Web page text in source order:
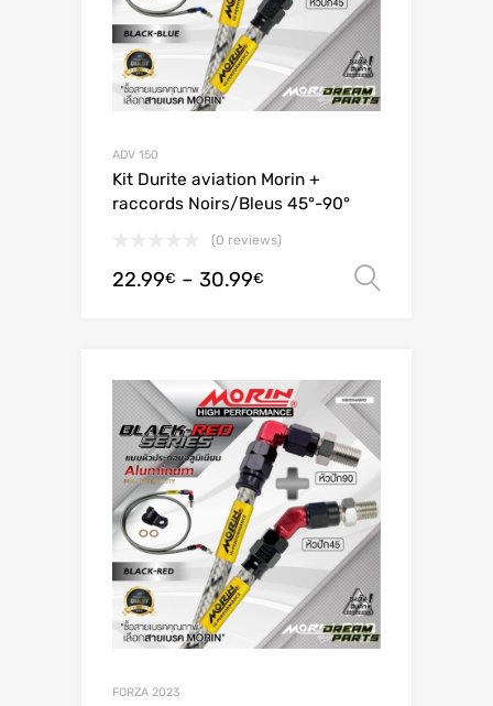
ADV 150
Kit Durite aviation Morin +
raccords Noirs/Bleus 45°-90°
(0 reviews)
22.99€ – 30.99€
FORZA 2023